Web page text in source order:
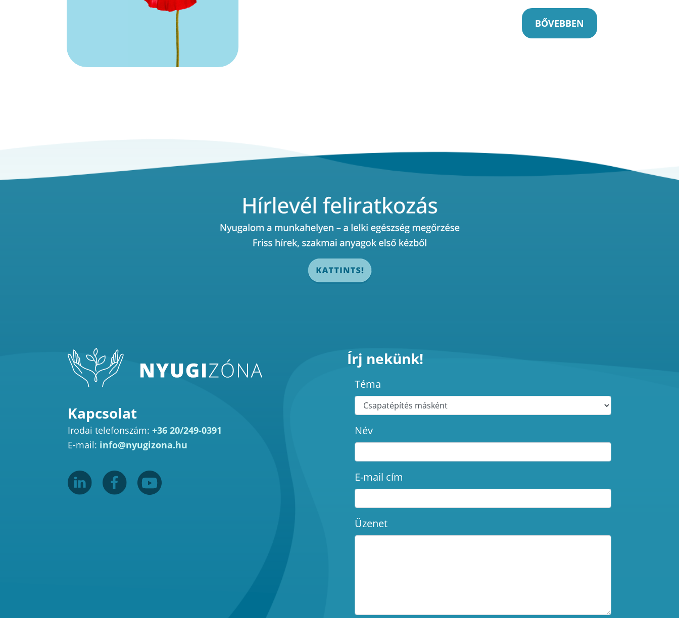
BŐVEBBEN
Kapcsolat
Irodai telefonszám:+36 20/249-0391
E-mail: info@nyugizona.hu
Írj nekünk!
Téma
Név
E-mail cím
Üzenet